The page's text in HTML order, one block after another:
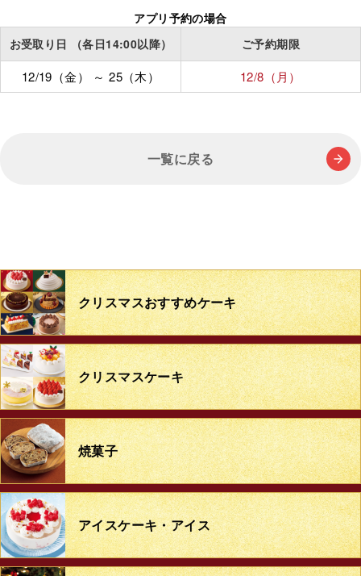
アプリ予約の場合
お受取り日
（各日14:00以降） ご予約期限
12/19（金） ～25（木） 12/8（月）
一覧に戻る
クリスマスおすすめケーキ
クリスマスケーキ
焼菓子
アイスケーキ・アイス